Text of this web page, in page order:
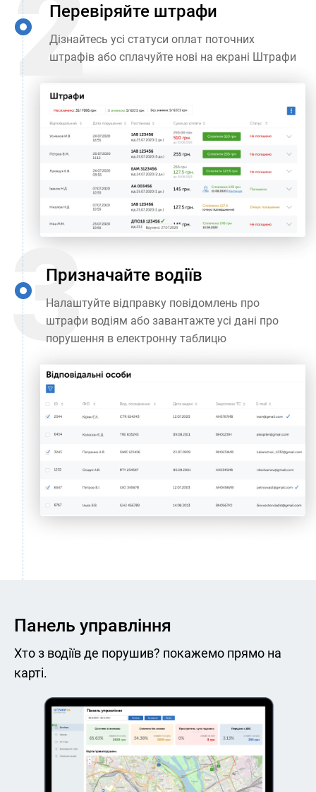
Перевіряйте штрафи
Дізнайтесь усі статуси оплат поточних
штрафів або сплачуйте нові на екрані Штрафи
Призначайте водіїв
Налаштуйте відправку повідомлень про
штрафи водіям або завантажте усі дані про
порушення в електронну таблицю
Панель управління
Хто з водіїв де порушив? покажемо прямо на
карті.